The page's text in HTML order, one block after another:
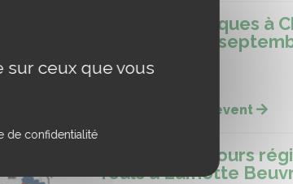
Courses hippiques à
les Tours le 7
Date : 22/08/2025
Lire la suite de l'event
AECVL : concours
foals à Lamotte
sur ceux que vous
de confidentialité